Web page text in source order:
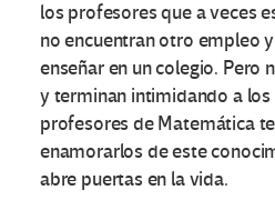
los profesores que a veces
no encuentran otro empleo
enseñar en un colegio. Pero
y terminan intimidando a los
profesores de Matemática
enamorarlos de este
abre puertas en la vida.